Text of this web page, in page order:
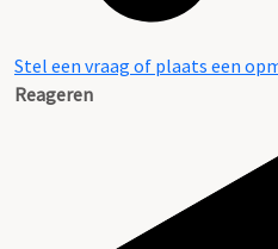
Stel een vraag of plaats een
Reageren